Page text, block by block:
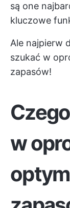
są one
kluczowe
Ale najpierw
szukać w
zapasów!
w